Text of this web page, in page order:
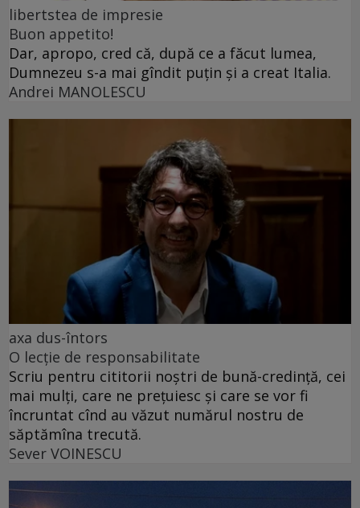
libertstea de impresie
Buon appetito!
Dar, apropo, cred că, după ce a făcut lumea,
Dumnezeu s-a mai gîndit puțin și a creat Italia.
Andrei MANOLESCU
axa dus-întors
O lecție de responsabilitate
Scriu pentru cititorii noștri de bună-credință, cei
mai mulți, care ne prețuiesc și care se vor fi
încruntat cînd au văzut numărul nostru de
săptămîna trecută.
Sever VOINESCU